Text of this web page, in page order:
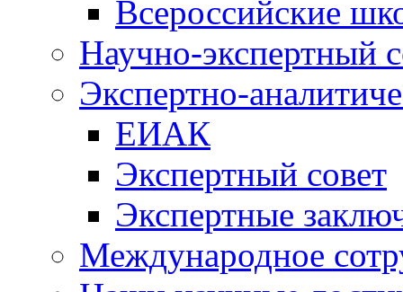
Всероссийские
Научно-экспертный
Экспертно-
ЕИАК
Экспертный совет
Экспертные
Международное